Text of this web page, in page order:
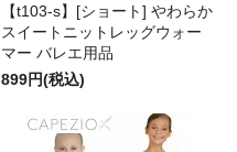
【t103-s】[ショート] やわらか
スイートニットレッグウォー
マー バレエ用品
899円(税込)